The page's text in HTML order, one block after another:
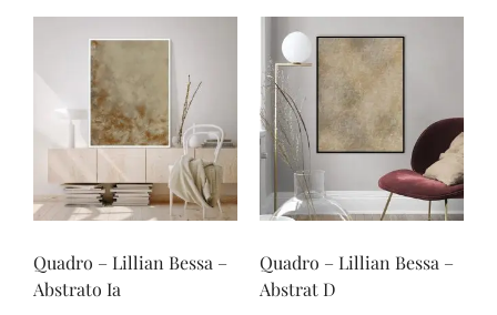
Quadro – Lillian Bessa –
Abstrato Ia
Quadro – Lillian Bessa –
Abstrat D